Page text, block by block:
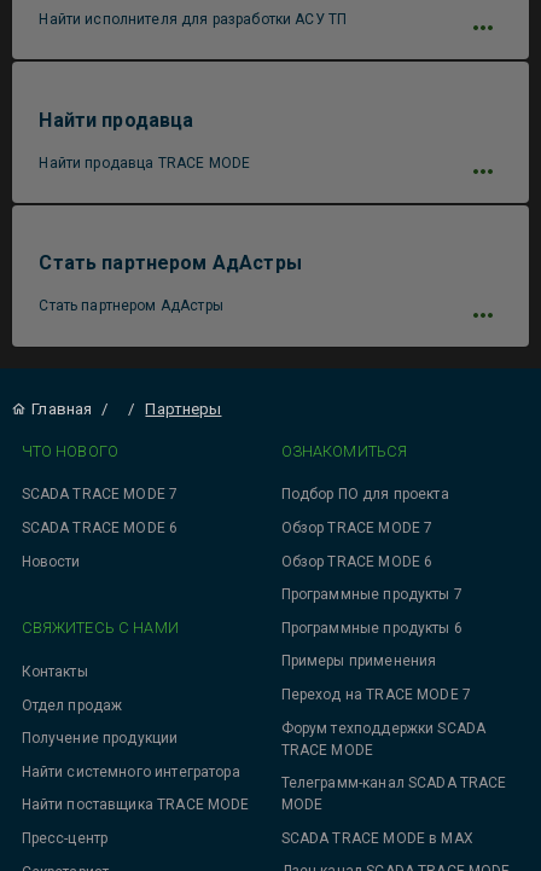
Найти исполнителя для разработки АСУ ТП
Найти продавца
Найти продавца TRACE MODE
Стать партнером АдАстры
Стать партнером АдАстры
Главная / / Партнеры
ЧТО НОВОГО
SCADA TRACE MODE 7
SCADA TRACE MODE 6
Новости
ОЗНАКОМИТЬСЯ
Подбор ПО для проекта
Обзор TRACE MODE 7
Обзор TRACE MODE 6
Программные продукты 7
Программные продукты 6
Примеры применения
Переход на TRACE MODE 7
Форум техподдержки SCADA
TRACE MODE
Телеграмм-канал SCADA TRACE
MODE
SCADA TRACE MODE в MAX
СВЯЖИТЕСЬ С НАМИ
Контакты
Отдел продаж
Получение продукции
Найти системного интегратора
Найти поставщика TRACE MODE
Пресс-центр